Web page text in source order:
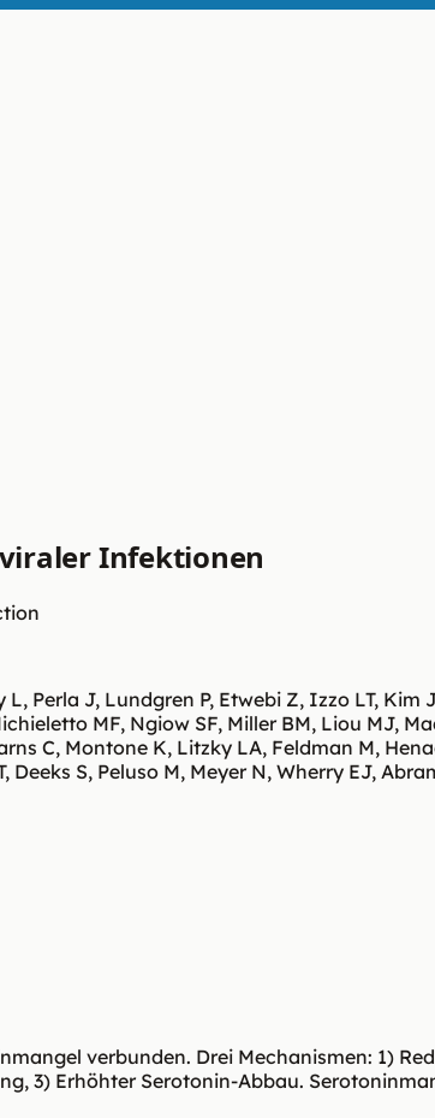
Infektionen
Perla J, Lundgren P, Etwebi Z, Izzo LT, Kim
MF, Ngiow SF, Miller BM, Liou MJ,
C, Montone K, Litzky LA, Feldman M,
S, Peluso M, Meyer N, Wherry EJ,
verbunden. Drei Mechanismen: 1)
3) Erhöhter Serotonin-Abbau.